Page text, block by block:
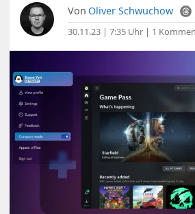
Von Oliver Schwuchow
30.11.23 | 7:35 Uhr | 1